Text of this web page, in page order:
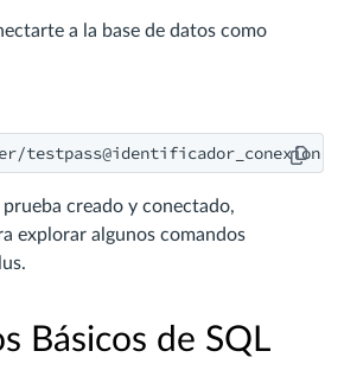
a la base de datos como
testpass@identificador_conexion
creado y conectado,
explorar algunos comandos
Básicos de SQL